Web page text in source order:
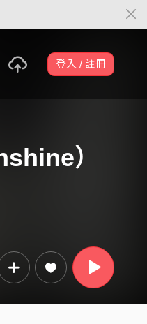
登入 / 註冊
）